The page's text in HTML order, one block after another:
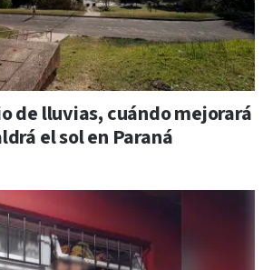
de lluvias, cuándo mejorará
el sol en Paraná